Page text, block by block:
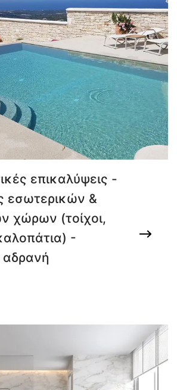
επικαλύψεις -
εσωτερικών &
χώρων (τοίχοι,
-
αδρανή